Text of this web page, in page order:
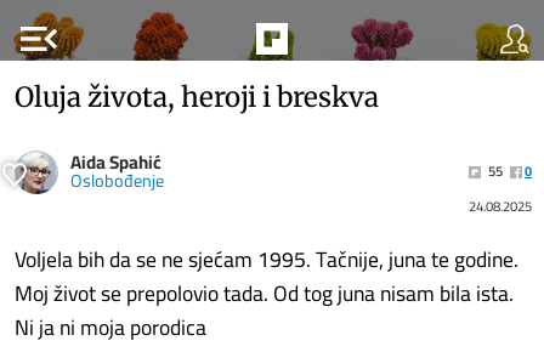
menu_open
Oluja života, heroji i breskva
Aida Spahić
Oslobođenje 55
0
24.08.2025
Voljela bih da se ne sjećam 1995. Tačnije, juna te godine.
Moj život se prepolovio tada. Od tog juna nisam bila ista.
Ni ja ni moja porodica